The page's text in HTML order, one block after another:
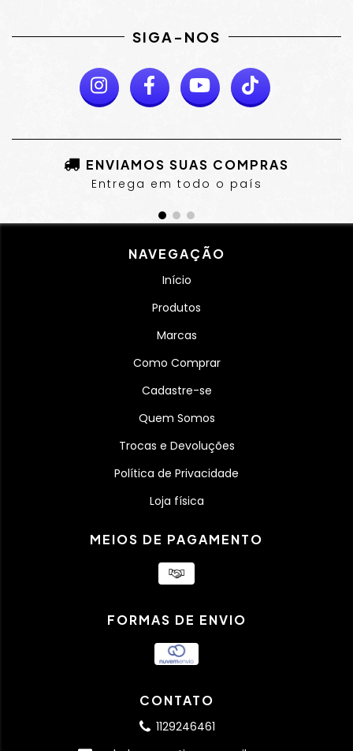
SIGA-NOS
ENVIAMOS SUAS COMPRAS
Entrega em todo o país
NAVEGAÇÃO
Início
Produtos
Marcas
Como Comprar
Cadastre-se
Quem Somos
Trocas e Devoluções
Política de Privacidade
Loja física
MEIOS DE PAGAMENTO
FORMAS DE ENVIO
CONTATO
1129246461